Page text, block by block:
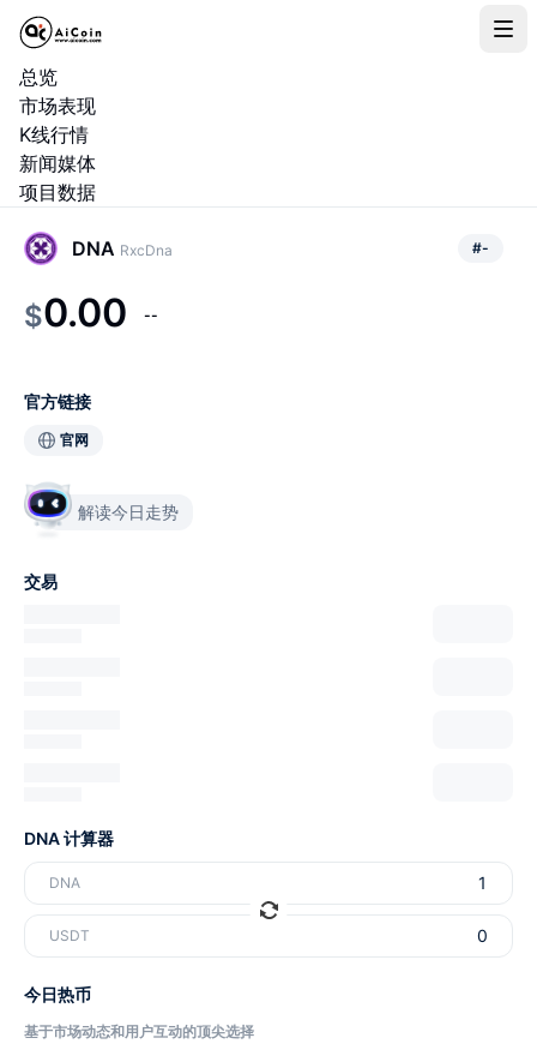
总览
市场表现
K线行情
新闻媒体
项目数据
DNA RxcDna #-
$0.00 --
官方链接
官网
解读今日走势
交易
DNA 计算器
DNA
USDT
今日热币
基于市场动态和用户互动的顶尖选择